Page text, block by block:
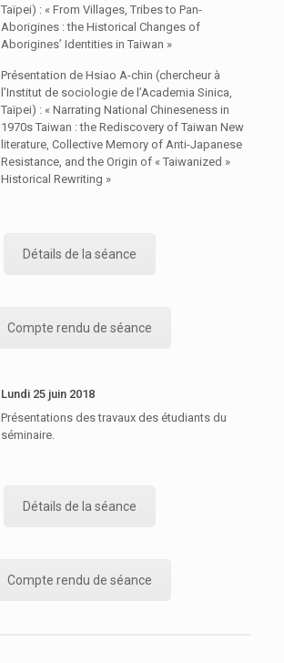
Taïpei) : « From Villages, Tribes to Pan-
Aborigines : the Historical Changes of
Aborigines’ Identities in Taiwan »
Présentation de Hsiao A-chin (chercheur à
l’Institut de sociologie de l’Academia Sinica,
Taïpei) : « Narrating National Chineseness in
1970s Taiwan : the Rediscovery of Taiwan New
literature, Collective Memory of Anti-Japanese
Resistance, and the Origin of « Taiwanized »
Historical Rewriting »
Détails de la séance
Compte rendu de séance
Lundi 25 juin 2018
Présentations des travaux des étudiants du
séminaire.
Détails de la séance
Compte rendu de séance